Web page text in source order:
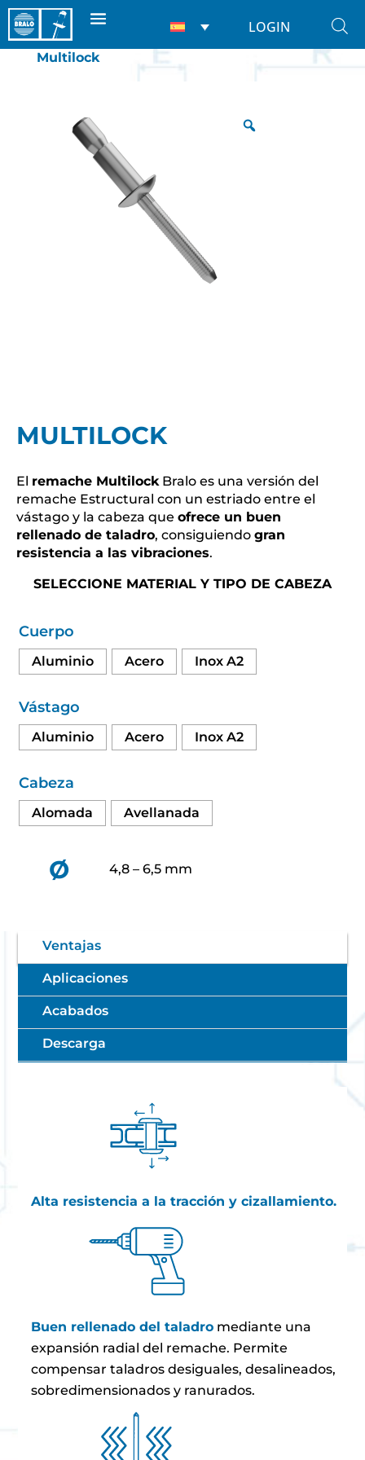
LOGIN
Inicio /Estructurales/
Multilock
MULTILOCK
El remache MultilockBralo es una versión del
remache Estructural con un estriado entre el
vástago y la cabeza que ofrece un buen
rellenado de taladro, consiguiendo gran
resistencia a las vibraciones.
SELECCIONE MATERIAL Y TIPO DE CABEZA
Cuerpo
Aluminio Acero Inox A2
Vástago
Aluminio Acero Inox A2
Cabeza
Alomada Avellanada
Ø 4,8 – 6,5 mm
Ventajas
Aplicaciones
Acabados
Descarga
Alta resistencia a la tracción y cizallamiento.
Buen rellenado del taladro mediante una
expansión radial del remache. Permite
compensar taladros desiguales, desalineados,
sobredimensionados y ranurados.